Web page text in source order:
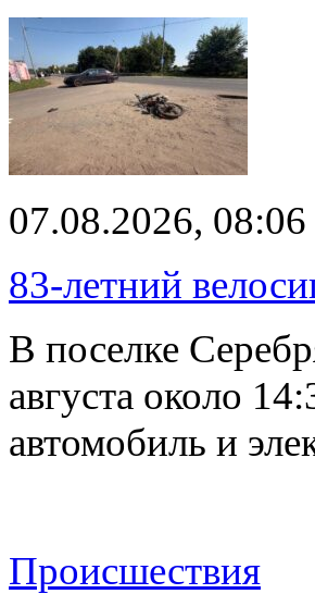
07.08.2026, 08:06
83-летний
В поселке
августа около
автомобиль и
Происшествия